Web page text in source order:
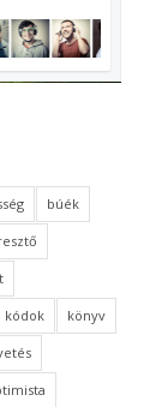
búék
kódok könyv